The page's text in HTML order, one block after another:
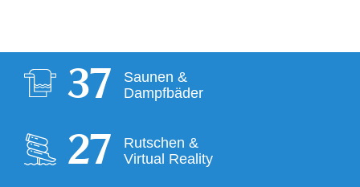
38
Saunen &
Dampfbäder
28
Rutschen &
Virtual Reality